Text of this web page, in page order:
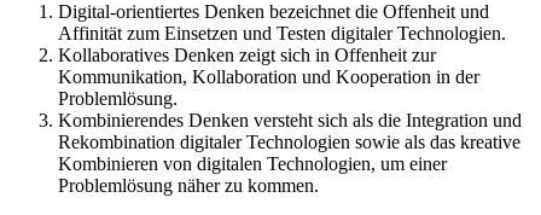
Digital-orientiertes Denken bezeichnet die Offenheit und
Affinität zum Einsetzen und Testen digitaler Technologien.
Kollaboratives Denken zeigt sich in Offenheit zur
Kommunikation, Kollaboration und Kooperation in der
Problemlösung.
Kombinierendes Denken versteht sich als die Integration und
Rekombination digitaler Technologien sowie als das kreative
Kombinieren von digitalen Technologien, um einer
Problemlösung näher zu kommen.